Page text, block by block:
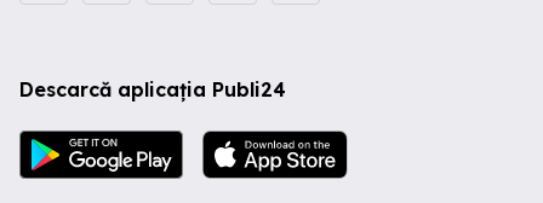
Descarcă aplicația Publi24